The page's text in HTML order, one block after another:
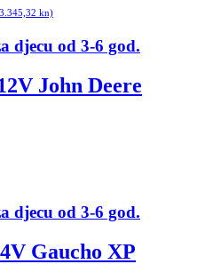
kn)
djecu od 3-6 god.
John Deere
djecu od 3-6 god.
Gaucho XP